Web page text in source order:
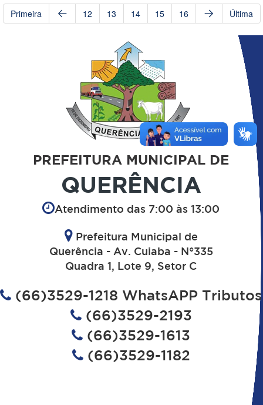
Primeira 12 13 14 15 16 Última
PREFEITURA MUNICIPAL DE
QUERÊNCIA
Atendimento das 7:00 às 13:00
Prefeitura Municipal de
Querência - Av. Cuiaba - N°335
Quadra 1, Lote 9, Setor C
(66)3529-1218 WhatsAPP Tributos
(66)3529-2193
(66)3529-1613
(66)3529-1182